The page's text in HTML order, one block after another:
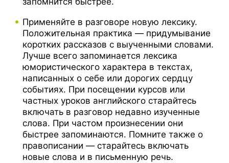
Применяйте в разговоре новую лексику.
Положительная практика — придумывание
коротких рассказов с выученными словами.
Лучше всего запоминается лексика
юмористического характера в текстах,
написанных о себе или дорогих сердцу
событиях. При посещении курсов или
частных уроков английского старайтесь
включать в разговор недавно изученные
слова. При частом произнесении они
быстрее запоминаются. Помните также о
правописании — старайтесь включать
новые слова и в письменную речь.